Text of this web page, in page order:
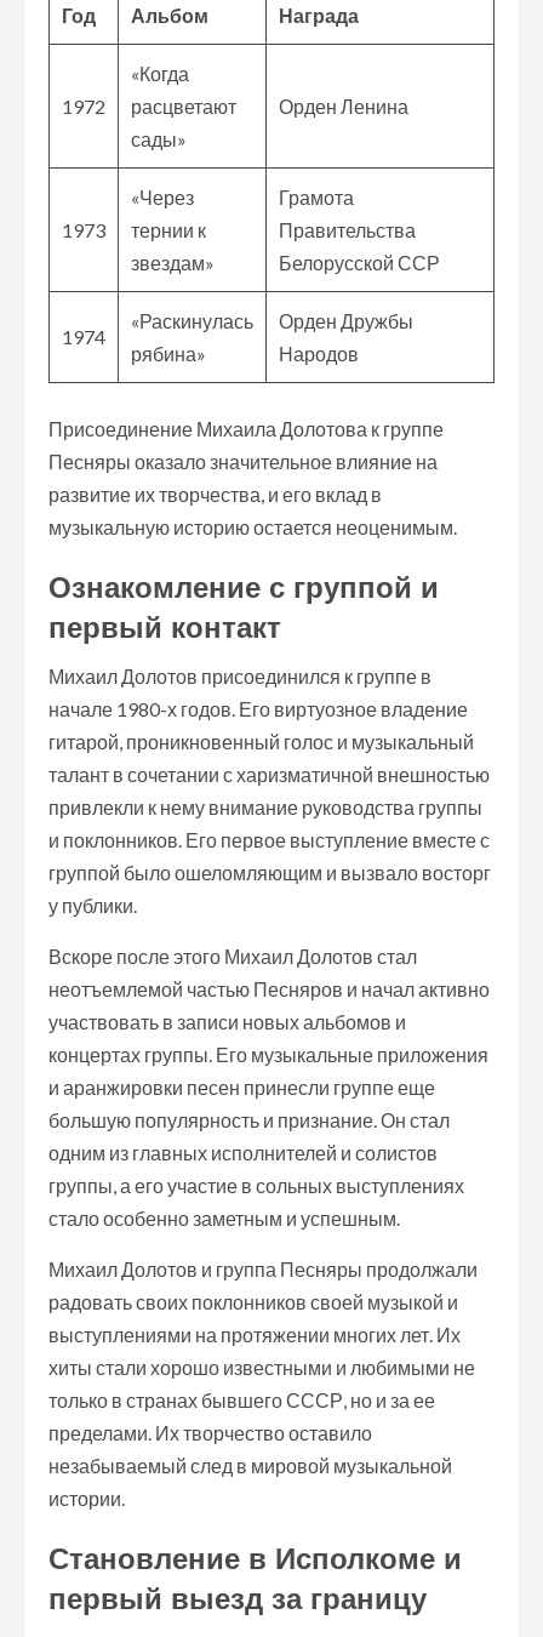
Год Альбом Награда
1972
«Когда
расцветают
сады»
Орден Ленина
1973
«Через
тернии к
звездам»
Грамота
Правительства
Белорусской ССР
1974
«Раскинулась
рябина»
Орден Дружбы
Народов
Присоединение Михаила Долотова к группе
Песняры оказало значительное влияние на
развитие их творчества, и его вклад в
музыкальную историю остается неоценимым.
Ознакомление с группой и
первый контакт
Михаил Долотов присоединился к группе в
начале 1980-х годов. Его виртуозное владение
гитарой, проникновенный голос и музыкальный
талант в сочетании с харизматичной внешностью
привлекли к нему внимание руководства группы
и поклонников. Его первое выступление вместе с
группой было ошеломляющим и вызвало восторг
у публики.
Вскоре после этого Михаил Долотов стал
неотъемлемой частью Песняров и начал активно
участвовать в записи новых альбомов и
концертах группы. Его музыкальные приложения
и аранжировки песен принесли группе еще
большую популярность и признание. Он стал
одним из главных исполнителей и солистов
группы, а его участие в сольных выступлениях
стало особенно заметным и успешным.
Михаил Долотов и группа Песняры продолжали
радовать своих поклонников своей музыкой и
выступлениями на протяжении многих лет. Их
хиты стали хорошо известными и любимыми не
только в странах бывшего СССР, но и за ее
пределами. Их творчество оставило
незабываемый след в мировой музыкальной
истории.
Становление в Исполкоме и
первый выезд за границу